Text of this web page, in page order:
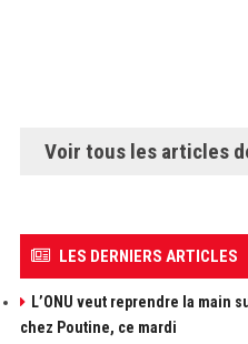
Voir tous les articles
LES DERNIERS ARTICLES
L’ONU veut reprendre la main
chez Poutine, ce mardi